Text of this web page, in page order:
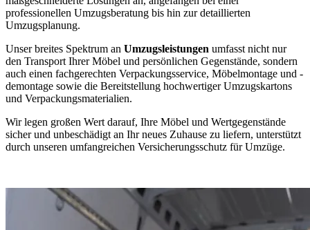
professionellen Umzugsberatung bis hin zur detaillierten
Umzugsplanung.
Unser breites Spektrum an Umzugsleistungen umfasst nicht nur
den Transport Ihrer Möbel und persönlichen Gegenstände, sondern
auch einen fachgerechten Verpackungsservice, Möbelmontage und -
demontage sowie die Bereitstellung hochwertiger Umzugskartons
und Verpackungsmaterialien.
Wir legen großen Wert darauf, Ihre Möbel und Wertgegenstände
sicher und unbeschädigt an Ihr neues Zuhause zu liefern, unterstützt
durch unseren umfangreichen Versicherungsschutz für Umzüge.